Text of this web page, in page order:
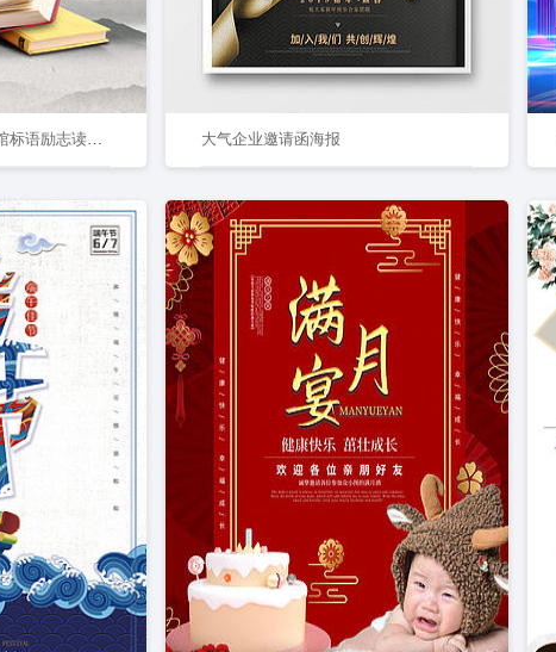
书香中国读书阅读图书馆标语励志读书会校园海报 大气企业邀请函海报